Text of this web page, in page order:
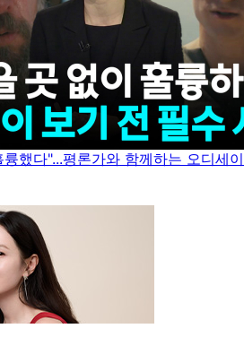
했다"...평론가와 함께하는 오디세